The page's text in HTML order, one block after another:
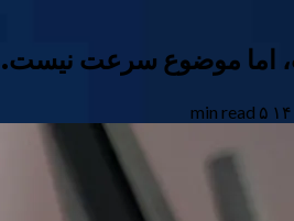
۵ min read